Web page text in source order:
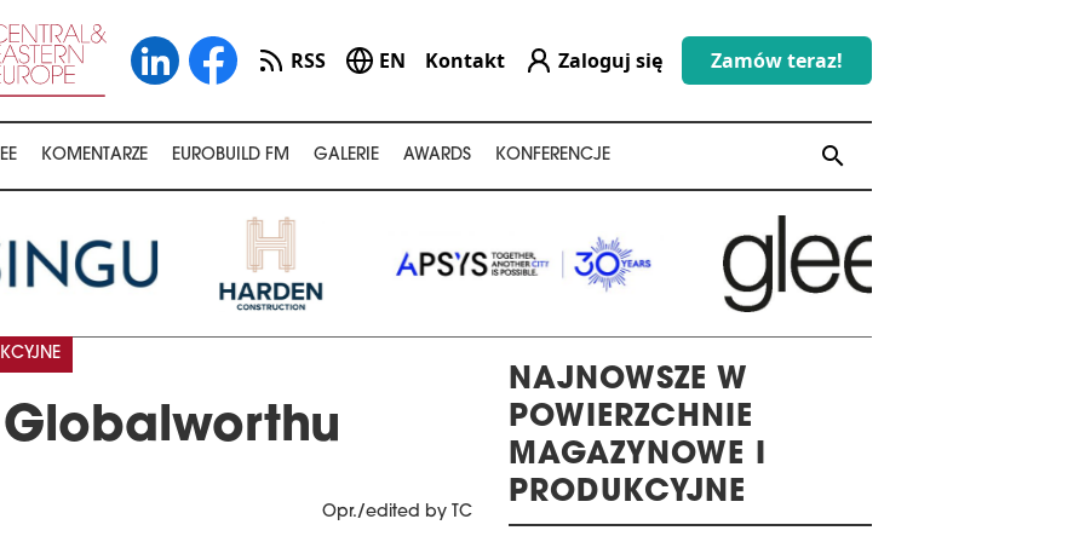
RSS EN Kontakt Zaloguj się Zamów teraz!
KOMENTARZE EUROBUILD FM GALERIE AWARDS KONFERENCJE search
Opr./edited by TC
NAJNOWSZE W
POWIERZCHNIE
MAGAZYNOWE I
PRODUKCYJNE